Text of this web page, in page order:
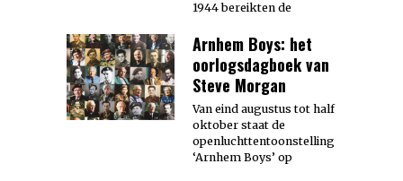
1944 bereikten de
Arnhem Boys: het
oorlogsdagboek van
Steve Morgan
Van eind augustus tot half
oktober staat de
openluchttentoonstelling
‘Arnhem Boys’ op